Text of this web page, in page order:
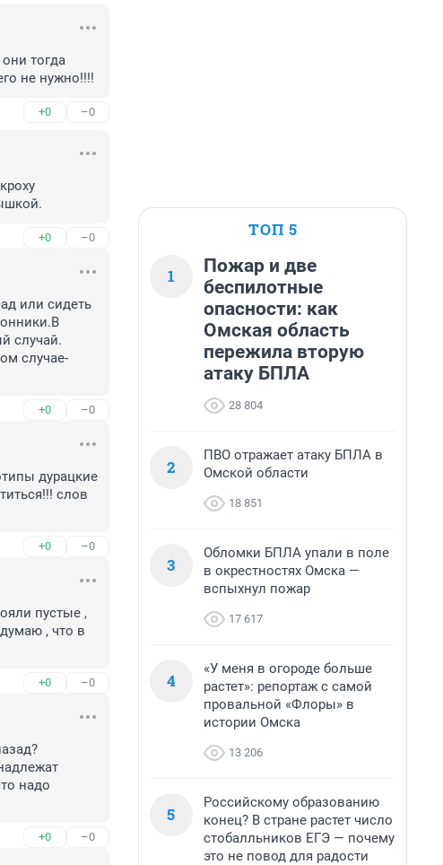
тогда
не нужно!!!!
+0 –0
+0 –0
или сидеть
случай.
случае-
+0 –0
дурацкие
слов
+0 –0
пустые ,
, что в
+0 –0
надо
+0 –0
ТОП 5
1
Пожар и две
беспилотные
опасности: как
Омская область
пережила вторую
атаку БПЛА
28 804
2
ПВО отражает атаку БПЛА в
Омской области
18 851
3
Обломки БПЛА упали в поле
в окрестностях Омска —
вспыхнул пожар
17 617
4
«У меня в огороде больше
растет»: репортаж с самой
провальной «Флоры» в
истории Омска
13 206
5
Российскому образованию
конец? В стране растет число
стобалльников ЕГЭ — почему
это не повод для радости